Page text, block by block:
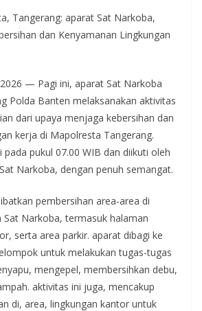
Tangerang: aparat Sat Narkoba,
dan Kenyamanan Lingkungan
— Pagi ini, aparat Sat Narkoba
Polda Banten melaksanakan aktivitas
dari upaya menjaga kebersihan dan
kerja di Mapolresta Tangerang.
pukul 07.00 WIB dan diikuti oleh
Narkoba, dengan penuh semangat.
pembersihan area-area di
Sat Narkoba, termasuk halaman
serta area parkir. aparat dibagi ke
untuk melakukan tugas-tugas
mengepel, membersihkan debu,
aktivitas ini juga, mencakup
di, area, lingkungan kantor untuk